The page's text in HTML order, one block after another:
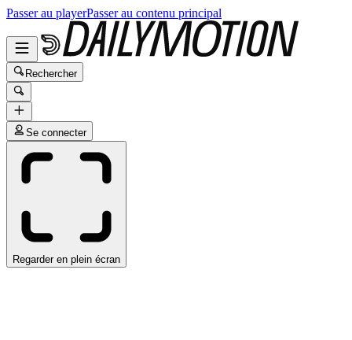
Passer au playerPasser au contenu principal
Rechercher
Se connecter
Regarder en plein écran